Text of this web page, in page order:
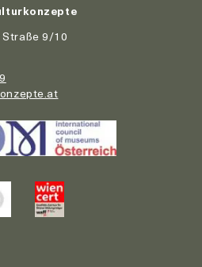
9/10